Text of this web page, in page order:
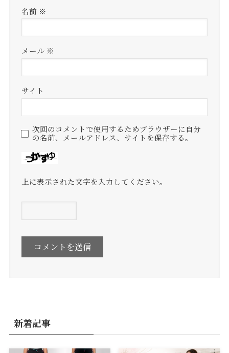
名前 ※
メール ※
サイト
次回のコメントで使用するためブラウザーに自分
の名前、メールアドレス、サイトを保存する。
上に表示された文字を入力してください。
新着記事